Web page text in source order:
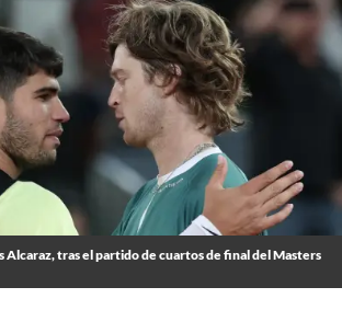
Alcaraz, tras el partido de cuartos de final del Masters